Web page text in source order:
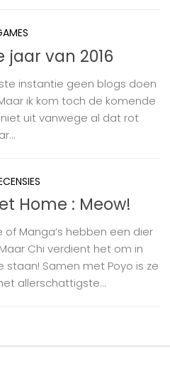
jaar van 2016
instantie geen blogs doen
ik kom toch de komende
uit vanwege al dat rot
Home : Meow!
of Manga’s hebben een dier
Chi verdient het om in
staan! Samen met Poyo is ze
allerschattigste...